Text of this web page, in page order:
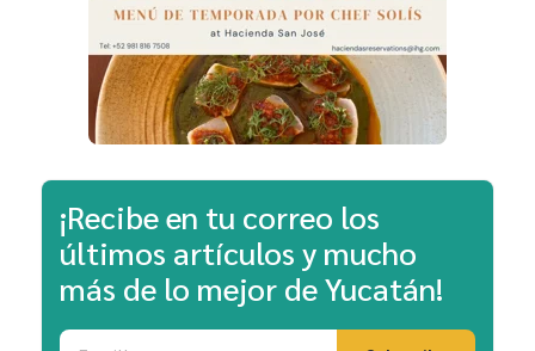
¡Recibe en tu correo los
últimos artículos y mucho
más de lo mejor de Yucatán!